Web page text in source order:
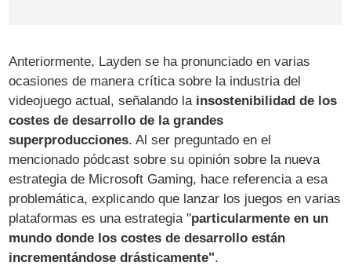
Anteriormente, Layden se ha pronunciado en varias
ocasiones de manera crítica sobre la industria del
videojuego actual, señalando la insostenibilidad de los
costes de desarrollo de la grandes
superproducciones. Al ser preguntado en el
mencionado pódcast sobre su opinión sobre la nueva
estrategia de Microsoft Gaming, hace referencia a esa
problemática, explicando que lanzar los juegos en varias
plataformas es una estrategia "particularmente en un
mundo donde los costes de desarrollo están
incrementándose drásticamente".